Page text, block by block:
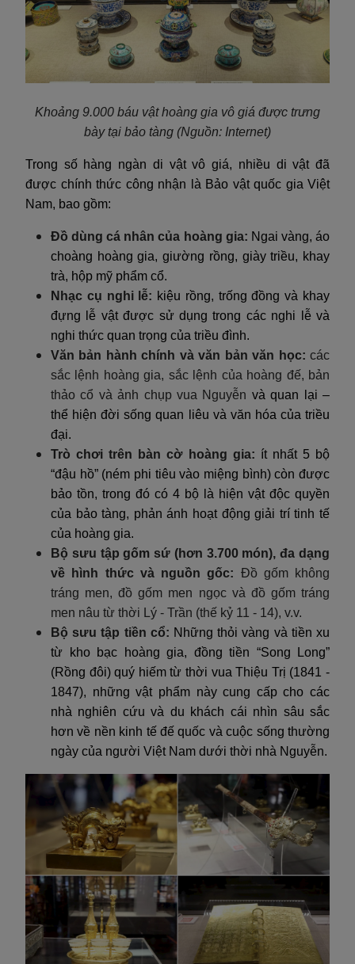
Khoảng 9.000 báu vật hoàng gia vô giá được trưng
bày tại bảo tàng (Nguồn: Internet)
Trong số hàng ngàn di vật vô giá, nhiều di vật đã
được chính thức công nhận là Bảo vật quốc gia Việt
Nam, bao gồm:
Đồ dùng cá nhân của hoàng gia: Ngai vàng, áo
choàng hoàng gia, giường rồng, giày triều, khay
trà, hộp mỹ phẩm cổ.
Nhạc cụ nghi lễ: kiệu rồng, trống đồng và khay
đựng lễ vật được sử dụng trong các nghi lễ và
nghi thức quan trọng của triều đình.
Văn bản hành chính và văn bản văn học: các
sắc lệnh hoàng gia, sắc lệnh của hoàng đế, bản
thảo cổ và ảnh chụp vua Nguyễn và quan lại –
thể hiện đời sống quan liêu và văn hóa của triều
đại.
Trò chơi trên bàn cờ hoàng gia: ít nhất 5 bộ
“đậu hồ” (ném phi tiêu vào miệng bình) còn được
bảo tồn, trong đó có 4 bộ là hiện vật độc quyền
của bảo tàng, phản ánh hoạt động giải trí tinh tế
của hoàng gia.
Bộ sưu tập gốm sứ (hơn 3.700 món), đa dạng
về hình thức và nguồn gốc: Đồ gốm không
tráng men, đồ gốm men ngọc và đồ gốm tráng
men nâu từ thời Lý - Trần (thế kỷ 11 - 14), v.v.
Bộ sưu tập tiền cổ: Những thỏi vàng và tiền xu
từ kho bạc hoàng gia, đồng tiền “Song Long”
(Rồng đôi) quý hiếm từ thời vua Thiệu Trị (1841 -
1847), những vật phẩm này cung cấp cho các
nhà nghiên cứu và du khách cái nhìn sâu sắc
hơn về nền kinh tế đế quốc và cuộc sống thường
ngày của người Việt Nam dưới thời nhà Nguyễn.